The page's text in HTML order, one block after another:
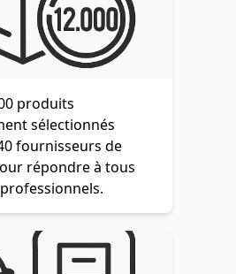
produits
sélectionnés
fournisseurs de
répondre à tous